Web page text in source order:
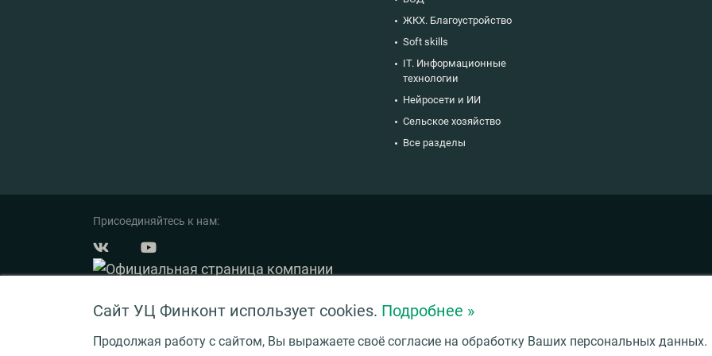
ЖКХ. Благоустройство
Soft skills
IT. Информационные
технологии
Нейросети и ИИ
Сельское хозяйство
Все разделы
Присоединяйтесь к нам:
© 2003 — 2026 ФинКонт. Все права защищены.
Сайт УЦ Финконт использует cookies. Подробнее »
Продолжая работу с сайтом, Вы выражаете своё согласие на обработку Ваших персональных данных.